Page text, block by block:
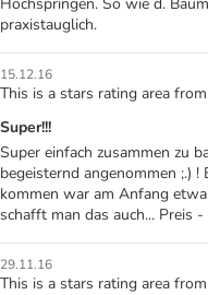
praxistauglich.
15.12.16
This is a stars rating area
Super!!!
Super einfach zusammen zu
begeisternd angenommen ;.)
kommen war am Anfang
schafft man das auch... Preis
29.11.16
This is a stars rating area